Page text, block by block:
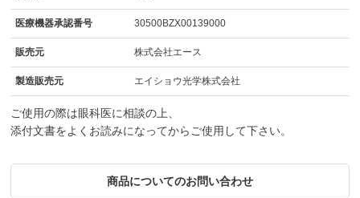
医療機器承認番号 30500BZX00139000
販売元 株式会社エース
製造販売元 エイショウ光学株式会社
ご使用の際は眼科医に相談の上、
添付文書をよくお読みになってからご使用して下さい。
商品についてのお問い合わせ